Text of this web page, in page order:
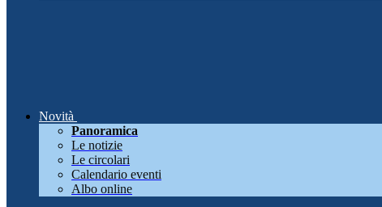
Novità
Panoramica
Le notizie
Le circolari
Calendario eventi
Albo online